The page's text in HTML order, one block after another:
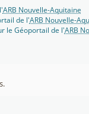
ARB Nouvelle-Aquitaine
de l'ARB Nouvelle-
le Géoportail de l'ARB